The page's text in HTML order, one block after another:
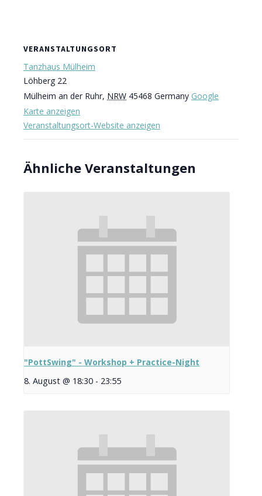
VERANSTALTUNGSORT
Tanzhaus Mülheim
Löhberg 22
Mülheim an der Ruhr, NRW 45468 Germany Google
Karte anzeigen
Veranstaltungsort-Website anzeigen
Ähnliche Veranstaltungen
"PottSwing" - Workshop + Practice-Night
8. August @ 18:30 - 23:55